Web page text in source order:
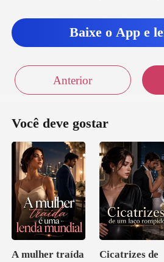
Baixe o App e
Anterior
Você deve gostar
A mulher traída
Cicatrizes de